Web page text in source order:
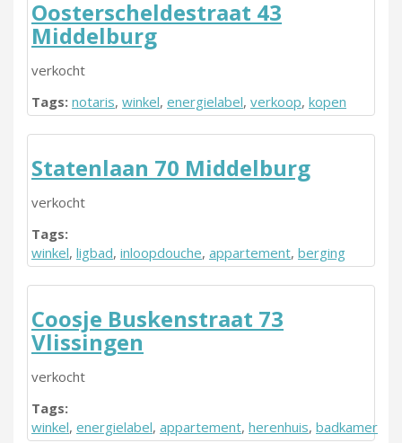
Oosterscheldestraat 43
Middelburg
verkocht
Tags: notaris, winkel, energielabel, verkoop, kopen
Statenlaan 70 Middelburg
verkocht
Tags:
winkel, ligbad, inloopdouche, appartement, berging
Coosje Buskenstraat 73
Vlissingen
verkocht
Tags:
winkel, energielabel, appartement, herenhuis, badkamer